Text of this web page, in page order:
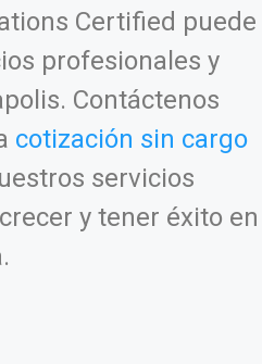
Certified puede
profesionales y
Contáctenos
cotización sin cargo
servicios
y tener éxito en